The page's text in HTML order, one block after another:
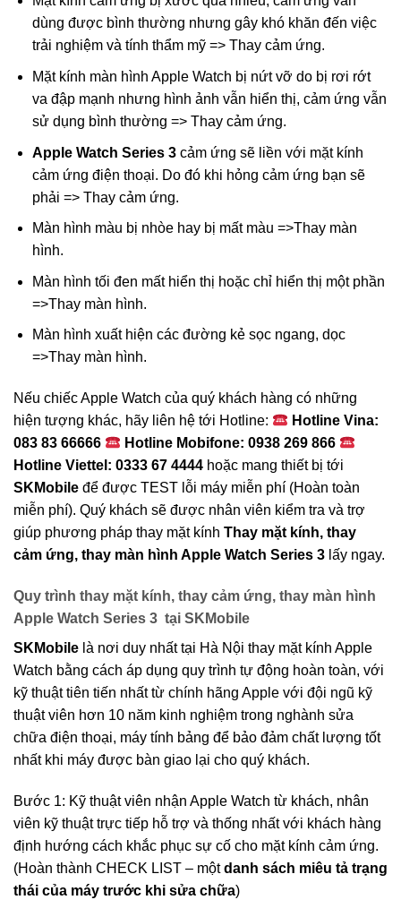
dùng được bình thường nhưng gây khó khăn đến việc
trải nghiệm và tính thẩm mỹ => Thay cảm ứng.
Mặt kính màn hình Apple Watch bị nứt vỡ do bị rơi rớt
va đập mạnh nhưng hình ảnh vẫn hiển thị, cảm ứng vẫn
sử dụng bình thường => Thay cảm ứng.
Apple Watch Series 3cảm ứng sẽ liền với mặt kính
cảm ứng điện thoại. Do đó khi hỏng cảm ứng bạn sẽ
phải => Thay cảm ứng.
Màn hình màu bị nhòe hay bị mất màu =>Thay màn
hình.
Màn hình tối đen mất hiển thị hoặc chỉ hiển thị một phần
=>Thay màn hình.
Màn hình xuất hiện các đường kẻ sọc ngang, dọc
=>Thay màn hình.
Nếu chiếc Apple Watch của quý khách hàng có những
hiện tượng khác, hãy liên hệ tới Hotline:
Hotline Vina:
083 83 66666
Hotline Mobifone: 0938 269 866
Hotline Viettel: 0333 67 4444 hoặc mang thiết bị tới
SKMobile để được TEST lỗi máy miễn phí (Hoàn toàn
miễn phí). Quý khách sẽ được nhân viên kiểm tra và trợ
giúp phương pháp thay mặt kính Thay mặt kính, thay
cảm ứng, thay màn hình Apple Watch Series 3 lấy ngay.
Quy trình thay mặt kính, thay cảm ứng, thay màn hình
Apple Watch Series 3 tại SKMobile
SKMobile là nơi duy nhất tại Hà Nội thay mặt kính Apple
Watch bằng cách áp dụng quy trình tự động hoàn toàn, với
kỹ thuật tiên tiến nhất từ chính hãng Apple với đội ngũ kỹ
thuật viên hơn 10 năm kinh nghiệm trong nghành sửa
chữa điện thoại, máy tính bảng để bảo đảm chất lượng tốt
nhất khi máy được bàn giao lại cho quý khách.
Bước 1: Kỹ thuật viên nhận Apple Watch từ khách, nhân
viên kỹ thuật trực tiếp hỗ trợ và thống nhất với khách hàng
định hướng cách khắc phục sự cố cho mặt kính cảm ứng.
(Hoàn thành CHECK LIST – mộtdanh sách miêu tả trạng
thái của máy trước khi sửa chữa)